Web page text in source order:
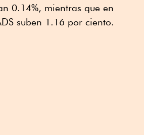
0.14%, mientras que en
suben 1.16 por ciento.